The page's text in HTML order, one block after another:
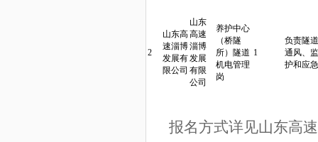
2
山东高
速淄博
发展有
限公司
山东
高速
淄博
发展
有限
公司
养护中心
（桥隧
所）隧道
机电管理
岗
1
负责隧
通风、
护和应
报名方式详见山东高